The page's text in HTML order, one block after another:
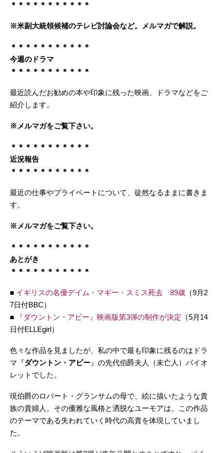
＊＊＊＊＊＊＊＊＊＊＊
※米副大統領候補のテレビ討論会など。メルマガで解説。
＊＊＊＊＊＊＊＊＊＊＊
今週のドラマ
＊＊＊＊＊＊＊＊＊＊＊
最近読んだお勧めの本や印象に残った映画、ドラマなどをご
紹介します。
※メルマガをご覧下さい。
＊＊＊＊＊＊＊＊＊＊＊
近況報告
＊＊＊＊＊＊＊＊＊＊＊
最近の仕事やプライベートについて、徒然なるままに書きま
す。
※メルマガをご覧下さい。
＊＊＊＊＊＊＊＊＊＊＊
あとがき
＊＊＊＊＊＊＊＊＊＊＊
■ イギリスの名優デイム・マギー・スミス死去 89歳 （9月2
7日付BBC）
■
『ダウントン・アビー』映画版第3弾の制作が決定 （5月14
日付ELLEgirl）
色々な作品を見ましたが、私の中で最も印象に残るのはドラ
マ『ダウントン・アビー 』の先代伯爵夫人（未亡人）バイオ
レットでした。
現伯爵のロバート・グランサムの母で、絵に描いたような貴
族の貴婦人。その優雅な風格と洒脱なユーモアは、この作品
のテーマである失われていく時代の高貴を体現していまし
た。